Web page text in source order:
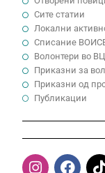
Сите статии
Локални
Cписание
Волонтери во
Приказни за
Приказни од
Публикации